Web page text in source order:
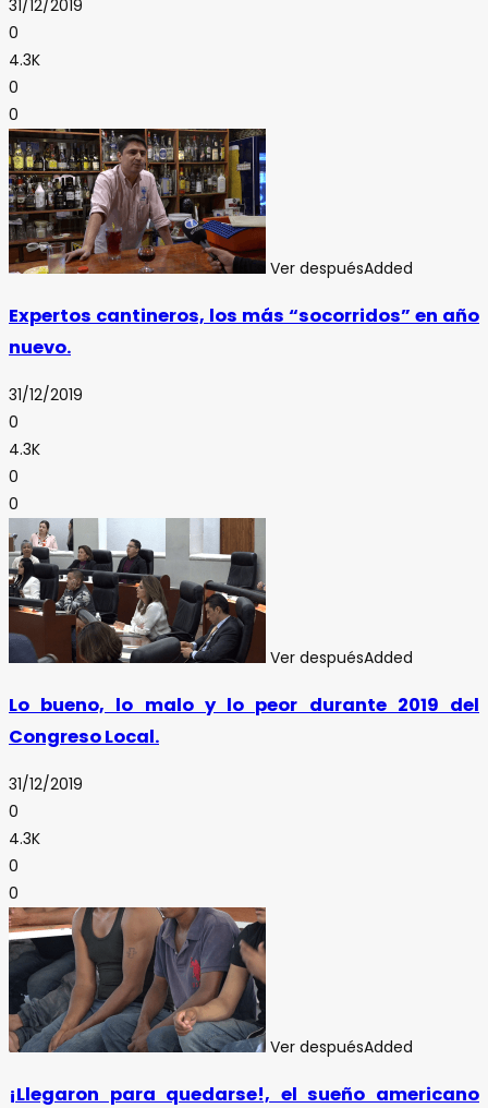
31/12/2019
0
4.3K
0
0
Ver despuésAdded
Expertos cantineros, los más “socorridos” en año
nuevo.
31/12/2019
0
4.3K
0
0
Ver despuésAdded
Lo bueno, lo malo y lo peor durante 2019 del
Congreso Local.
31/12/2019
0
4.3K
0
0
Ver despuésAdded
¡Llegaron para quedarse!, el sueño americano